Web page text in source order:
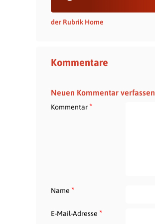
der Rubrik Home
Kommentare
Neuen Kommentar verfassen
Kommentar*
Name *
E-Mail-Adresse *